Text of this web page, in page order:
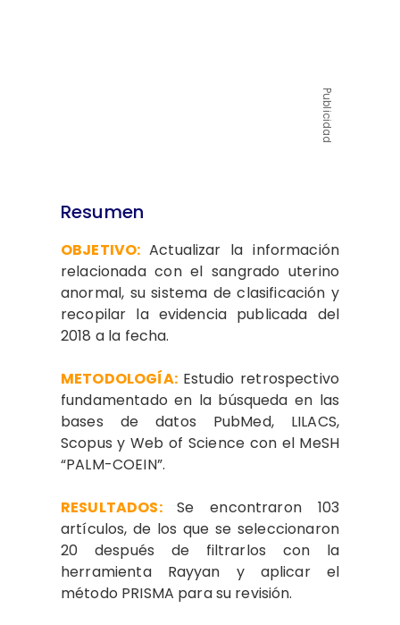
Publicidad
Resumen
OBJETIVO:Actualizar la información
relacionada con el sangrado uterino
anormal, su sistema de clasificación y
recopilar la evidencia publicada del
2018 a la fecha.
METODOLOGÍA: Estudio retrospectivo
fundamentado en la búsqueda en las
bases de datos PubMed, LILACS,
Scopus y Web of Science con el MeSH
“PALM-COEIN”.
RESULTADOS:Se encontraron 103
artículos, de los que se seleccionaron
20 después de filtrarlos con la
herramienta Rayyan y aplicar el
método PRISMA para su revisión.